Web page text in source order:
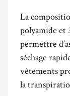
La
polyamide et
permettre
séchage
vêtements
la